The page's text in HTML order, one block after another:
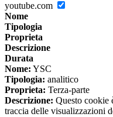
youtube.com
Nome
Tipologia
Proprieta
Descrizione
Durata
Nome: YSC
Tipologia: analitico
Proprieta: Terza-parte
Descrizione: Questo cookie
traccia delle visualizzazioni